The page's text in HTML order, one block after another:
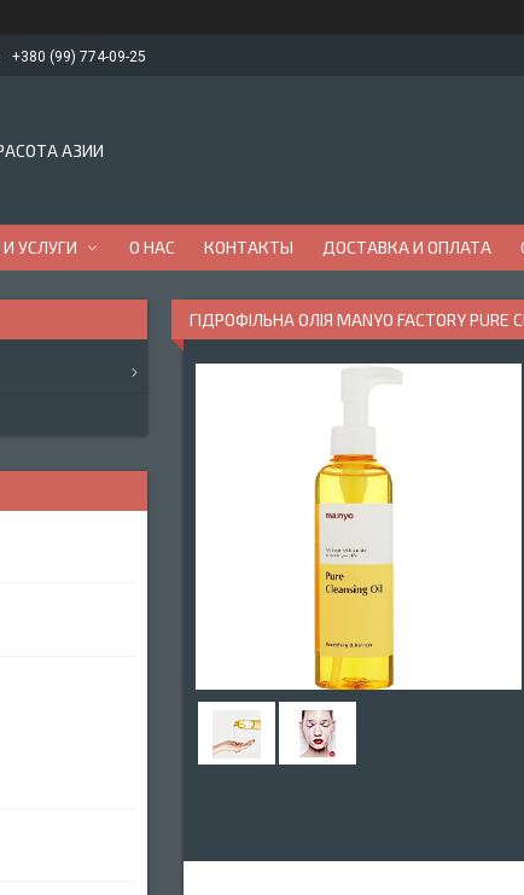
+380 (99) 774-09-25
АЗИИ
УСЛУГИ О НАС КОНТАКТЫ ДОСТАВКА И ОПЛАТА
ГІДРОФІЛЬНА ОЛІЯ MANYO FACTORY PURE